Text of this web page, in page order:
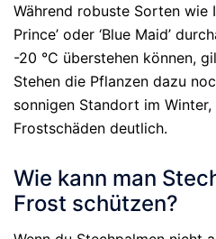
Während robuste Sorten wie
Prince’ oder ‘Blue Maid’
-20 °C überstehen können,
Stehen die Pflanzen dazu
sonnigen Standort im
Frostschäden deutlich.
Wie kann man
Frost schützen?